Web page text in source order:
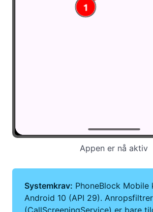
Appen er nå aktiv
Systemkrav: PhoneBlock Mobile
Android 10 (API 29).